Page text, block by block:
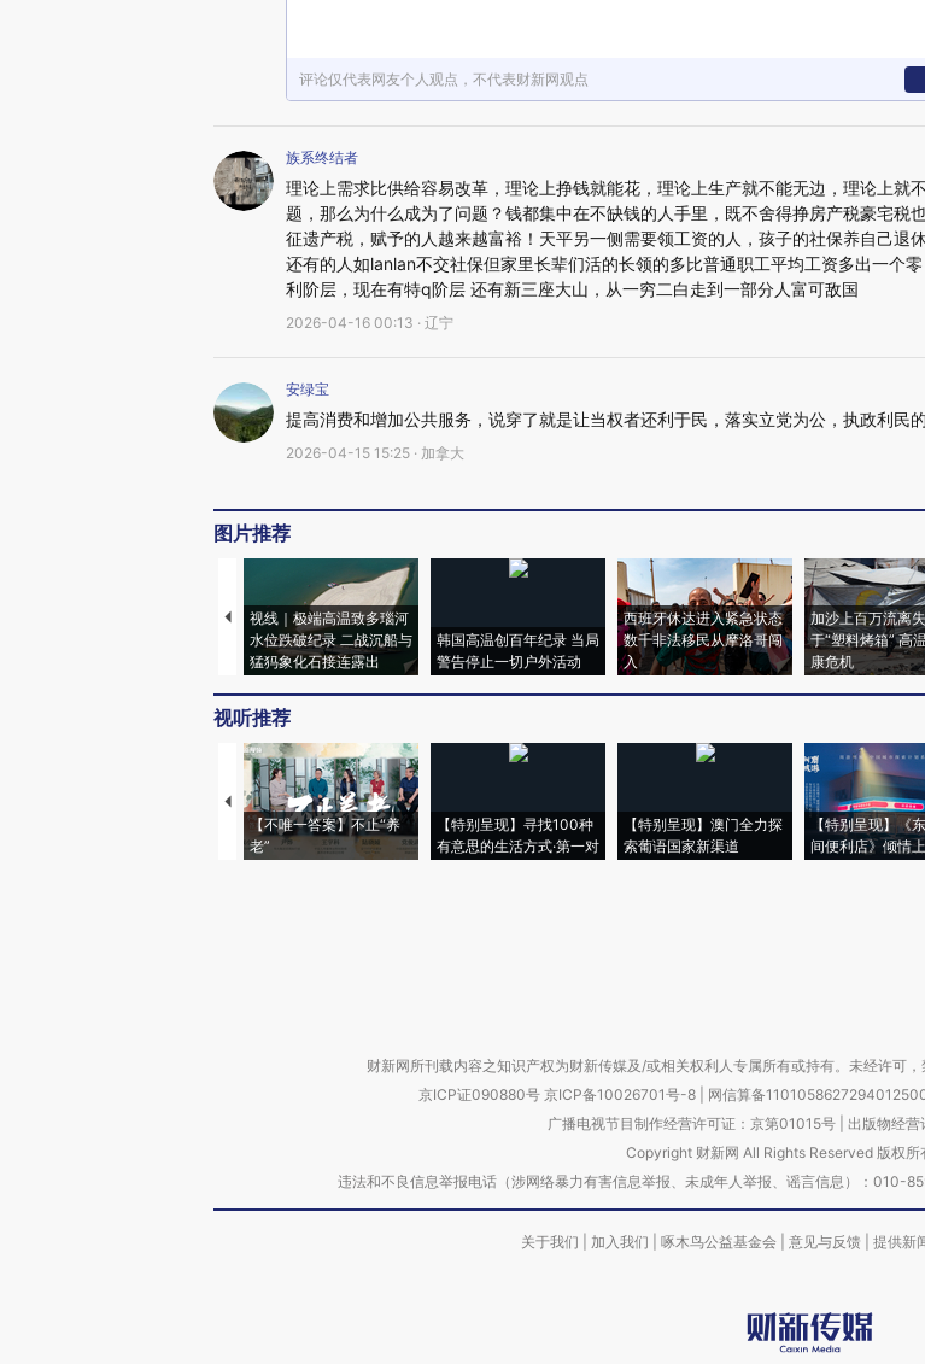
评论仅代表网友个人观点，不代表财新网观点
族系终结者
理论上需求比供给容易改革，理论上挣钱就能花，理论上生产就不能无边，理论上就
题，那么为什么成为了问题？钱都集中在不缺钱的人手里，既不舍得挣房产税豪宅税
征遗产税，赋予的人越来越富裕！天平另一侧需要领工资的人，孩子的社保养自己退
还有的人如lanlan不交社保但家里长辈们活的长领的多比普通职工平均工资多出一个
利阶层，现在有特q阶层 还有新三座大山，从一穷二白走到一部分人富可敌国
2026-04-16 00:13 · 辽宁
安绿宝
提高消费和增加公共服务，说穿了就是让当权者还利于民，落实立党为公，执政利民的
2026-04-15 15:25 · 加拿大
图片推荐
视线｜极端高温致多瑙河
水位跌破纪录 二战沉船与
猛犸象化石接连露出
韩国高温创百年纪录 当局
警告停止一切户外活动
西班牙休达进入紧急状态
数千非法移民从摩洛哥闯
入
加沙上百万流离
于“塑料烤箱” 高
康危机
视听推荐
【不唯一答案】不止“养
老”
【特别呈现】寻找100种
有意思的生活方式·第一对
【特别呈现】澳门全力探
索葡语国家新渠道
【特别呈现】《
间便利店》倾情
财新网所刊载内容之知识产权为财新传媒及/或相关权利人专属所有或持有。未经许可
京ICP证090880号 京ICP备10026701号-8 网信算备
广播电视节目制作经营许可证：京第01015号| 出版物经
Copyright 财新网 All Rights Reserved 版权所
违法和不良信息举报电话（涉网络暴力有害信息举报、未成年人举报、谣言信息）：
关于我们 加入我们 啄木鸟公益基金会 意见与反馈 提供新